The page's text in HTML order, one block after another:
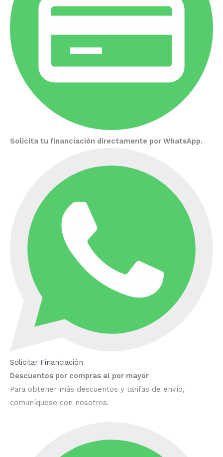
Solicita tu financiación directamente por WhatsApp.
Solicitar Financiación
Descuentos por compras al por mayor
Para obtener más descuentos y tarifas de envío,
comuníquese con nosotros.